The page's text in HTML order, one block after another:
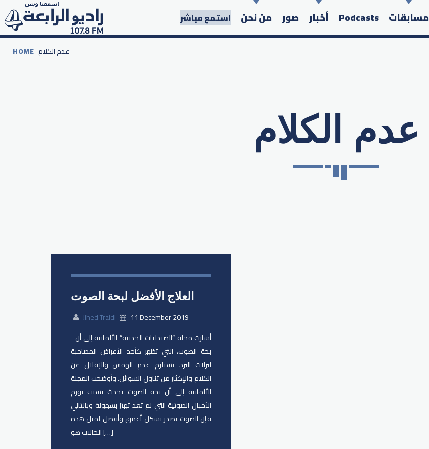
مسابقات Podcasts أخبار صور من نحن استمع مباشر
Search in the website:
HOME عدم الكلام
عدم الكلام
العلاج الأفضل لبحة الصوت
Jihed Traidi
11 December 2019
بحة الصوت، التي تظهر كأحد الأعراض المصاحبة
لنزلات البرد، تستلزم عدم الهمس والإقلال عن
الكلام والإكثار من تناول السوائل. وأوضحت المجلة
الألمانية إلى أن بحة الصوت تحدث بسبب تورم
الأحبال الصوتية التي لم تعد تهتز بسهولة وبالتالي
فإن الصوت يصدر بشكل أعمق وأفضل لمثل هذه
الحالات هو […]